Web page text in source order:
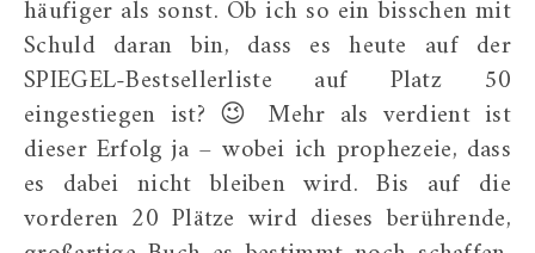
häufiger als sonst. Ob ich so ein bisschen mit
Schuld daran bin, dass es heute auf der
SPIEGEL-Bestsellerliste auf Platz 50
eingestiegen ist? 😉 Mehr als verdient ist
dieser Erfolg ja – wobei ich prophezeie, dass
es dabei nicht bleiben wird. Bis auf die
vorderen 20 Plätze wird dieses berührende,